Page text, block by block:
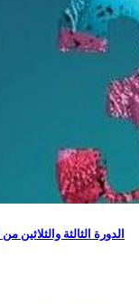
الدورة الثالثة